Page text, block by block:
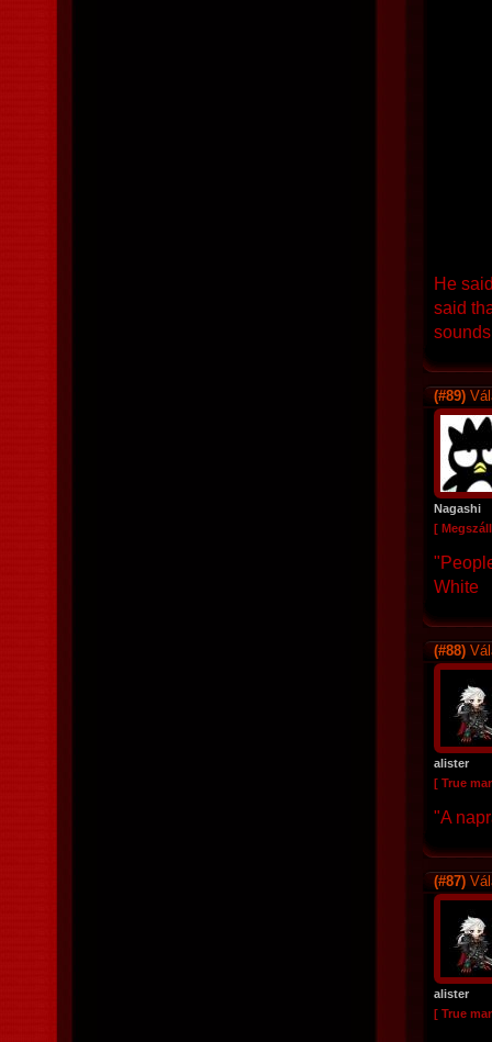
He
said
(#89)
Nagashi
[
White
(#88)
alister
[ True
"A
(#87)
alister
[ True